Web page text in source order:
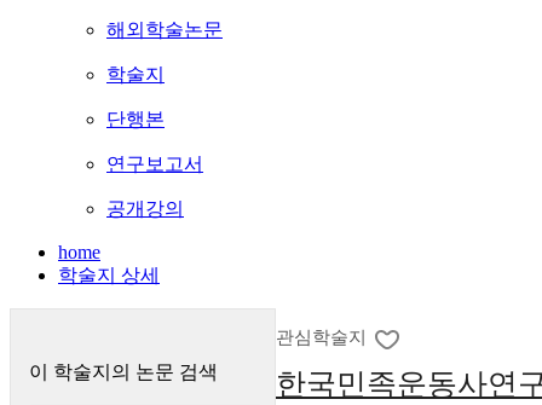
해외학술논문
학술지
단행본
연구보고서
공개강의
home
학술지 상세
이 학술지의 논문 검색
관심학술지
한국민족운동사연